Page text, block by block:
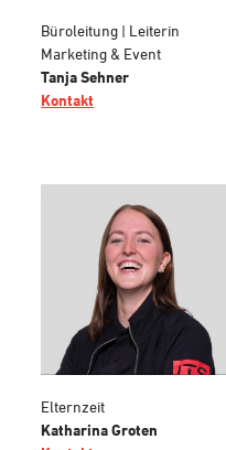
Büroleitung | Leiterin
Marketing & Event
Tanja Sehner
Kontakt
Elternzeit
Katharina Groten